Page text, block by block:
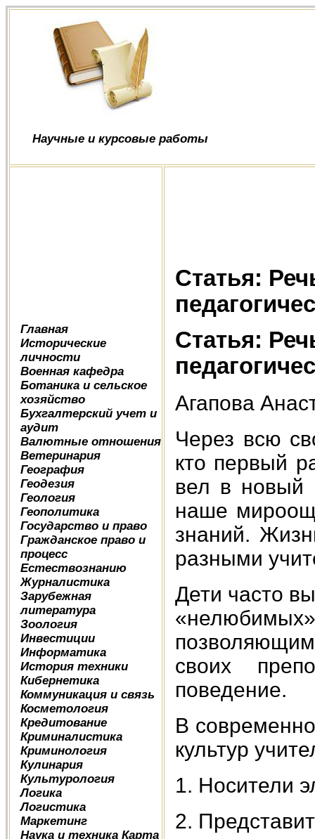
Научные и курсовые работы
Главная
Исторические
личности
Военная кафедра
Ботаника и сельское
хозяйство
Бухгалтерский учет и
аудит
Валютные отношения
Ветеринария
География
Геодезия
Геология
Геополитика
Государство и право
Гражданское право и
процесс
Естествознанию
Журналистика
Зарубежная
литература
Зоология
Инвестиции
Информатика
История техники
Кибернетика
Коммуникация и связь
Косметология
Кредитование
Криминалистика
Криминология
Кулинария
Культурология
Логика
Логистика
Маркетинг
Наука и техника Карта
Статья:
Статья:
Агапова
Через всю
кто первый
вел в
наше
знаний.
разными
Дети часто
своих
поведение.
В
культур
1. Носители
2.